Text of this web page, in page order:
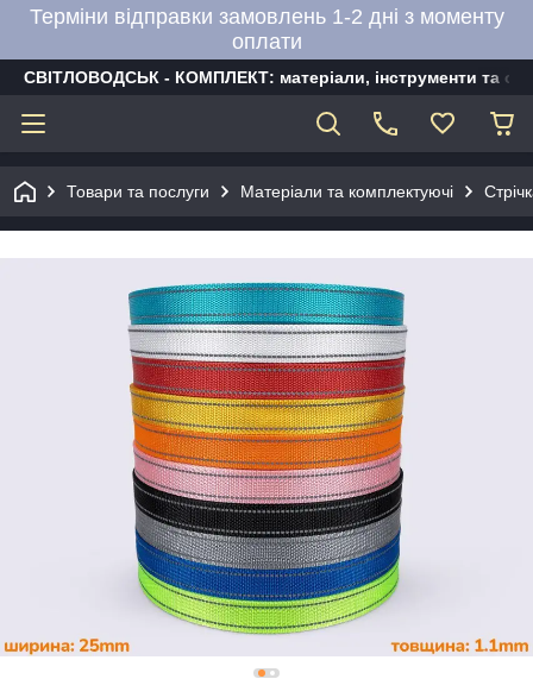
Терміни відправки замовлень 1-2 дні з моменту
оплати
СВІТЛОВОДСЬК - КОМПЛЕКТ: матеріали, інструменти та
Товари та послуги Матеріали та комплектуючі